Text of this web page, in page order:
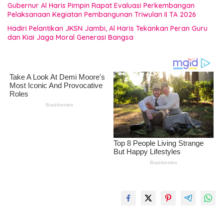
Gubernur Al Haris Pimpin Rapat Evaluasi Perkembangan
Pelaksanaan Kegiatan Pembangunan Triwulan II TA 2026
Hadiri Pelantikan JKSN Jambi, Al Haris Tekankan Peran Guru
dan Kiai Jaga Moral Generasi Bangsa